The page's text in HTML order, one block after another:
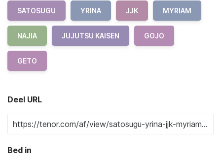
SATOSUGU YRINA JJK MYRIAM
NAJIA JUJUTSU KAISEN GOJO
GETO
Deel URL
Bed in